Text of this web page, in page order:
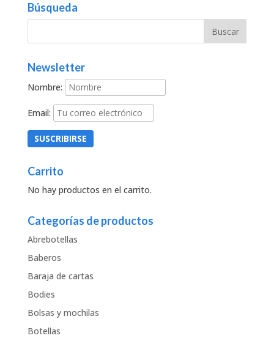
Búsqueda
Newsletter
Nombre:
Email:
Carrito
No hay productos en el carrito.
Categorías de productos
Abrebotellas
Baberos
Baraja de cartas
Bodies
Bolsas y mochilas
Botellas